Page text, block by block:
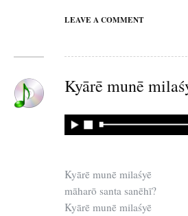
LEAVE A COMMENT
Kyārē munē
Kyārē munē milaśyē
māharō santa sanēhī?
Kyārē munē milaśyē